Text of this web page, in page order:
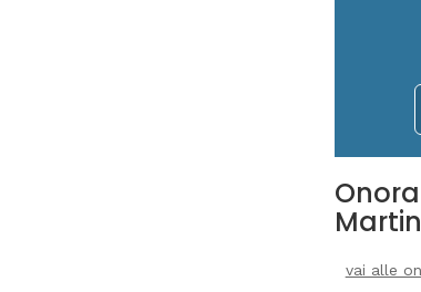
vai alle